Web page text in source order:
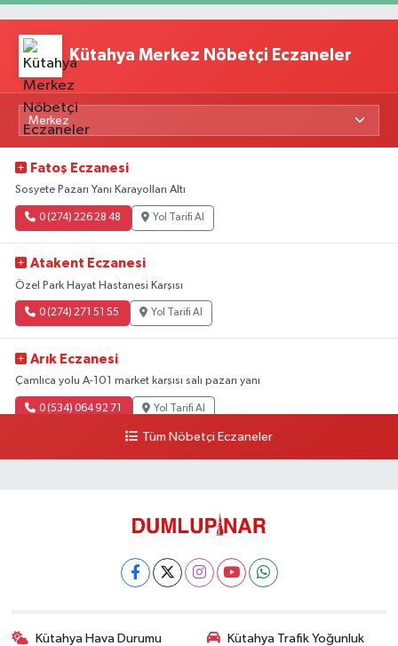
Kütahya Merkez Nöbetçi Eczaneler
Fatoş Eczanesi
Sosyete Pazarı Yanı Karayolları Altı
0 (274) 226 28 48 Yol Tarifi Al
Atakent Eczanesi
Özel Park Hayat Hastanesi Karşısı
0 (274) 271 51 55 Yol Tarifi Al
Arık Eczanesi
Çamlıca yolu A-101 market karşısı salı pazarı yanı
0 (534) 064 92 71 Yol Tarifi Al
Tüm Nöbetçi Eczaneler
Kütahya Hava Durumu
Kütahya Trafik Yoğunluk